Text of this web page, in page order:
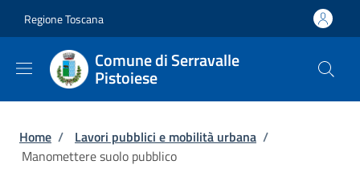
Regione Toscana
Comune di Serravalle
Pistoiese
Briciole di pane
Home / Lavori pubblici e mobilità urbana /
Manomettere suolo pubblico